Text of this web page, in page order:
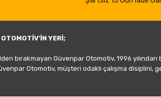
OTOMOTİV'İN YERİ;
bırakmayan Güvenpar Otomotiv, 1996
Otomotiv, müşteri odaklı çalışma disiplini,